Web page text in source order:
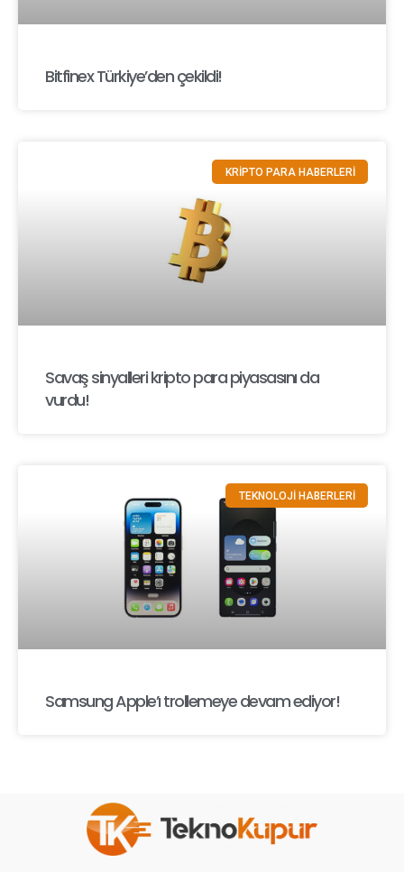
Bitfinex Türkiye’den çekildi!
KRİPTO PARA HABERLERİ
Savaş sinyalleri kripto para piyasasını da
vurdu!
TEKNOLOJİ HABERLERİ
Samsung Apple’ı trollemeye devam ediyor!